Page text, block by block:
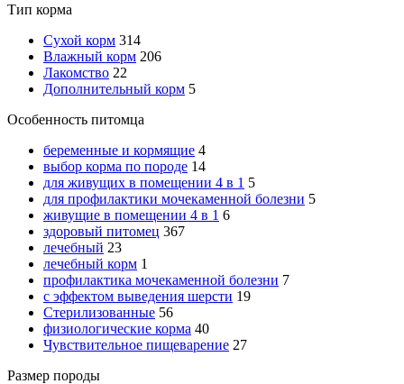
Тип корма
Сухой корм 314
Влажный корм 206
Лакомство 22
Дополнительный корм 5
Особенность питомца
беременные и кормящие 4
выбор корма по породе 14
для живущих в помещении 4 в 1 5
для профилактики мочекаменной болезни 5
живущие в помещении 4 в 1 6
здоровый питомец 367
лечебный 23
лечебный корм 1
профилактика мочекаменной болезни 7
с эффектом выведения шерсти 19
Стерилизованные 56
физиологические корма 40
Чувствительное пищеварение 27
Размер породы